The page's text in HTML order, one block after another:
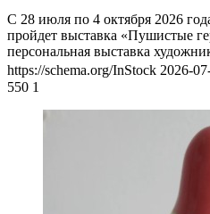
С 28 июля по 4 октября 2026
пройдет выставка «Пушистые
персональная выставка
https://schema.org/InStock 2026-
550 1